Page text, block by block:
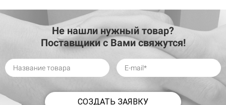
Не нашли нужный товар?
Поставщики с Вами свяжутся!
СОЗДАТЬ ЗАЯВКУ